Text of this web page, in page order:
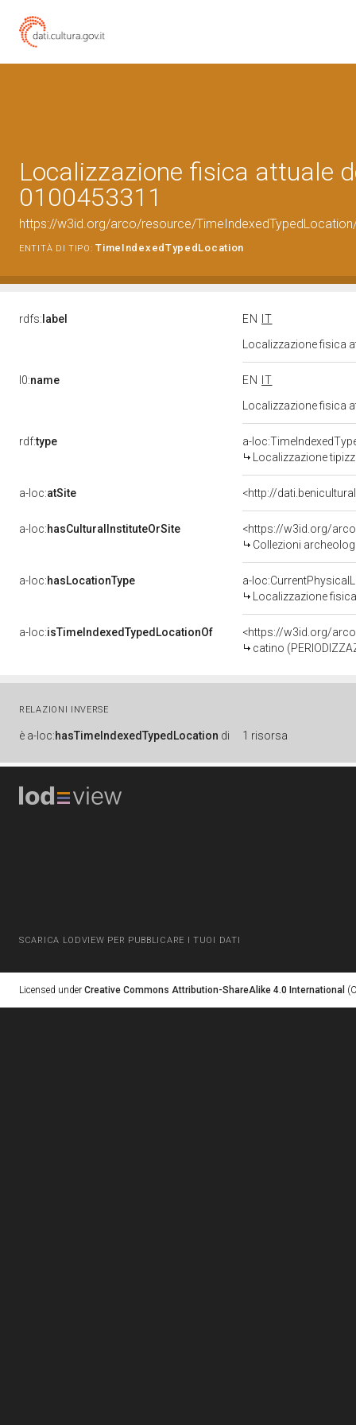
Localizzazione fisica attuale
0100453311
https://w3id.org/arco/resource/
ENTITÀ DI TIPO: TimeIndexedTypedLocation
rdfs: label EN
IT
Localizzazione fisica
l0:name EN
IT
Localizzazione fisica
rdf:type
a-
Localizzazione
a-loc:atSite <http://
a-loc:hasCulturalInstituteOrSite
<https://w3id.org/
Collezioni
a-loc:hasLocationType
a-
Localizzazione
a-loc:isTimeIndexedTypedLocationOf
<https://w3id.org/
catino
RELAZIONI INVERSE
è a-loc:hasTimeIndexedTypedLocation di 1 risorsa
SCARICA LODVIEW PER PUBBLICARE I TUOI DATI
Licensed under Creative Commons Attribution-ShareAlike 4.0 International